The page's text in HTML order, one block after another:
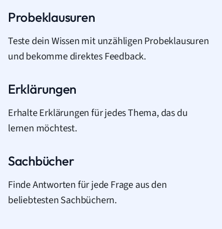
Probeklausuren
Teste dein Wissen mit unzähligen Probeklausuren
und bekomme direktes Feedback.
Erklärungen
Erhalte Erklärungen für jedes Thema, das du
lernen möchtest.
Sachbücher
Finde Antworten für jede Frage aus den
beliebtesten Sachbüchern.